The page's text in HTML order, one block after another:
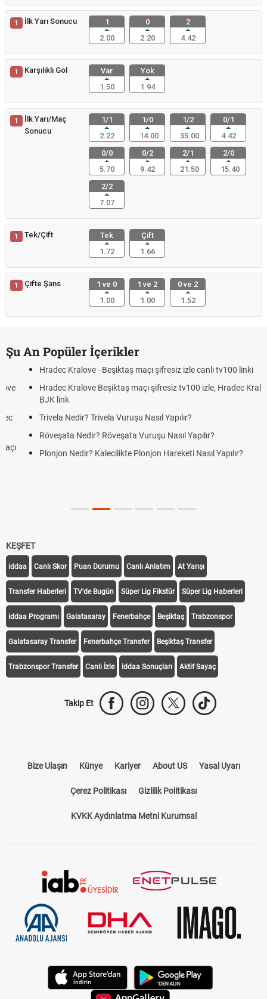
1 İlk Yarı Sonucu
1
2.00
0
2.20
2
4.42
1 Karşılıklı Gol
Var
1.50
Yok
1.94
1
İlk Yarı/Maç
Sonucu
1/1
2.22
1/0
14.00
1/2
35.00
0/1
4.42
0/0
5.70
0/2
9.42
2/1
21.50
2/0
15.40
2/2
7.07
1 Tek/Çift
Tek
1.72
Çift
1.66
1 Çifte Şans
1 ve 0
1.00
1 ve 2
1.00
0 ve 2
1.52
Şu An Popüler İçerikler
Hradec Kralove - Beşiktaş maçı şifresiz izle canlı tv100 linki
Hradec Kralove Beşiktaş maçı şifresiz tv100 izle, Hradec Kralove
BJK link
Trivela Nedir? Trivela Vuruşu Nasıl Yapılır?
Röveşata Nedir? Röveşata Vuruşu Nasıl Yapılır?
Plonjon Nedir? Kalecilikte Plonjon Hareketi Nasıl Yapılır?
Transfer Haberleri TV'de Bugün Süper Lig Fikstür Süper Lig Haberleri
iddaa Programı Galatasaray Fenerbahçe Beşiktaş Trabzonspor
Galatasaray Transfer Fenerbahçe Transfer Beşiktaş Transfer
Trabzonspor Transfer Canlı İzle iddaa Sonuçları Aktif Sayaç
Takip Et